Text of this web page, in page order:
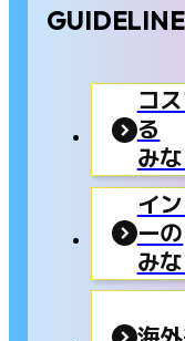
コ
る
み
イ
ーの
み